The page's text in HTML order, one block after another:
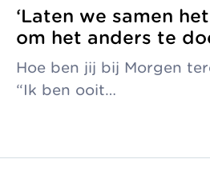
‘Laten we samen
om het anders te
Hoe ben jij bij Morgen
“Ik ben ooit…